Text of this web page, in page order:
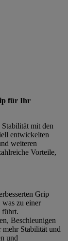
für Ihr
mit den
entwickelten
weiteren
Vorteile,
Grip
zu einer
führt.
Beschleunigen
Stabilität und
und